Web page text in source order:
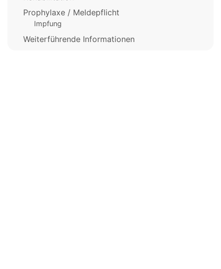
Prophylaxe / Meldepflicht
Impfung
Weiterführende Informationen